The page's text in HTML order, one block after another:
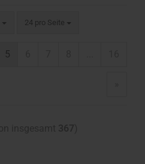
24 pro Seite
5